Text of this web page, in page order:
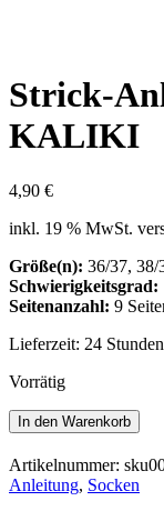
Strick-
KALIKI
4,90 €
inkl. 19 % MwSt.
Größe(n): 36/37, 38/
Schwierigkeitsgrad:
Seitenanzahl: 9
Lieferzeit: 24 Stunden
Vorrätig
Strick-
Anleitung
Socken
KALIKI
Menge
In den Warenkorb
Artikelnummer:
Anleitung, Socken